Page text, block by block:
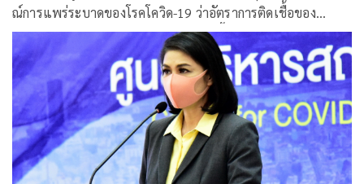
ณ์การ​แพร่ระบาด​ของ​โรค​โค​วิด​-19 ว่า​อัตราการติดเชื้อของ
ประเทศไทย สอดคล้องกับอัตราการติดเชื้อในต่างประเทศ ถึง
แม้ว่าจำนวนจะเพิ่มสูงขึ้นแต่อัตราการเสียชีวิตยังคงต่ำอยู่​